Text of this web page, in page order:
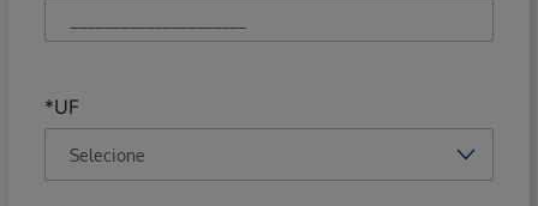
*UFObrigatório